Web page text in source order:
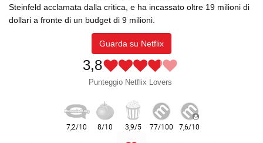
Steinfeld acclamata dalla critica, e ha incassato oltre 19 milioni di
dollari a fronte di un budget di 9 milioni.
Guarda su Netflix
3,8
Punteggio Netflix Lovers